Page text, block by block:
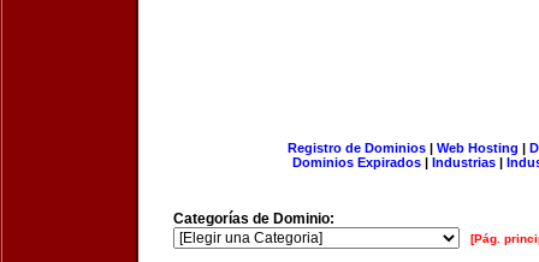
Registro de Dominios| Web Hosting |
Dominios Expirados | Industrias |
Categorías de Dominio:
[Pág.